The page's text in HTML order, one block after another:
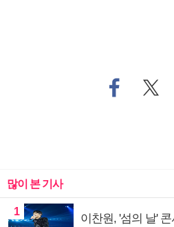
많이 본 기사
1
이찬원, '섬의 날'